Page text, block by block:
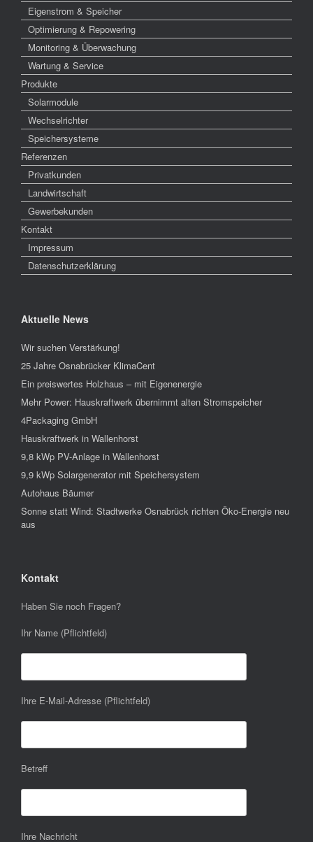
Eigenstrom & Speicher
Optimierung & Repowering
Monitoring & Überwachung
Wartung & Service
Produkte
Solarmodule
Wechselrichter
Speichersysteme
Referenzen
Privatkunden
Landwirtschaft
Gewerbekunden
Kontakt
Impressum
Datenschutzerklärung
Aktuelle News
Wir suchen Verstärkung!
25 Jahre Osnabrücker KlimaCent
Ein preiswertes Holzhaus – mit Eigenenergie
Mehr Power: Hauskraftwerk übernimmt alten Stromspeicher
4Packaging GmbH
Hauskraftwerk in Wallenhorst
9,8 kWp PV-Anlage in Wallenhorst
9,9 kWp Solargenerator mit Speichersystem
Autohaus Bäumer
Sonne statt Wind: Stadtwerke Osnabrück richten Öko-Energie neu
aus
Kontakt
Haben Sie noch Fragen?
Ihr Name (Pflichtfeld)
Ihre E-Mail-Adresse (Pflichtfeld)
Betreff
Ihre Nachricht